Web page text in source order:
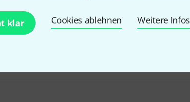
klar Cookies ablehnen Weitere Infos
Gefällt Ihnen, was Sie sehen?